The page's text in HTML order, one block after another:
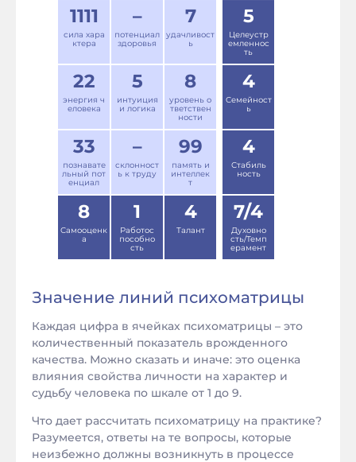
1111
сила хара
ктера
–
потенциал
здоровья
7
удачливост
ь
22
энергия ч
еловека
5
интуиция
и логика
8
уровень о
тветствен
ности
33
познавате
льный пот
енциал
–
склонност
ь к труду
99
память и
интеллек
т
5
Целеустр
емленнос
ть
4
Семейност
ь
4
Стабиль
ность
8
Самооценк
а
1
Работос
пособно
сть
4
Талант
7/4
Духовно
сть/Темп
ерамент
Значение линий психоматрицы
Каждая цифра в ячейках психоматрицы – это
количественный показатель врожденного
качества. Можно сказать и иначе: это оценка
влияния свойства личности на характер и
судьбу человека по шкале от 1 до 9.
Что дает рассчитать психоматрицу на практике?
Разумеется, ответы на те вопросы, которые
неизбежно должны возникнуть в процессе